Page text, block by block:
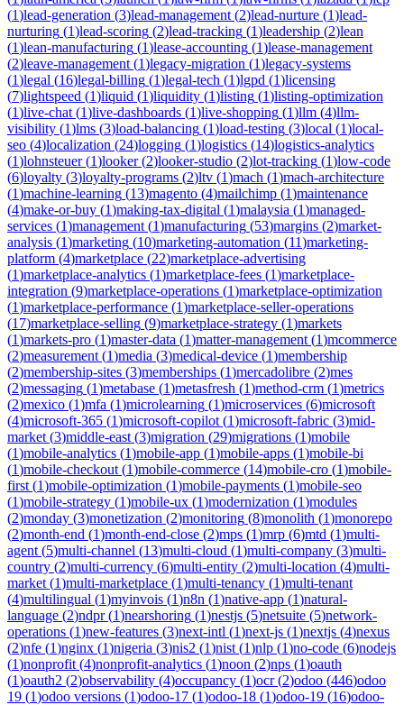
(1)lead-generation (3)lead-management (2)lead-nurture (1)lead-
nurturing (1)lead-scoring (2)lead-tracking (1)leadership (2)lean
(1)lean-manufacturing (1)lease-accounting (1)lease-management
(2)leave-management (1)legacy-migration (1)legacy-systems
(1)legal (16)legal-billing (1)legal-tech (1)lgpd (1)licensing
(7)lightspeed (1)liquid (1)liquidity (1)listing (1)listing-optimization
(1)live-chat (1)live-dashboards (1)live-shopping (1)llm (4)llm-
visibility (1)lms (3)load-balancing (1)load-testing (3)local (1)local-
seo (4)localization (24)logging (1)logistics (14)logistics-analytics
(1)lohnsteuer(1)looker(2)looker-studio (2)lot-tracking (1)low-code
(6)loyalty (3)loyalty-programs (2)ltv (1)mach (1)mach-architecture
(1)machine-learning (13)magento (4)mailchimp (1)maintenance
(4)make-or-buy (1)making-tax-digital (1)malaysia (1)managed-
services (1)management (1)manufacturing (53)margins (2)market-
analysis (1)marketing (10)marketing-automation (11)marketing-
platform (4)marketplace (22)marketplace-advertising
(1)marketplace-analytics (1)marketplace-fees (1)marketplace-
integration (9)marketplace-operations (1)marketplace-optimization
(1)marketplace-performance (1)marketplace-seller-operations
(17)marketplace-selling (9)marketplace-strategy (1)markets
(1)markets-pro (1)master-data (1)matter-management (1)mcommerce
(2)measurement (1)media (3)medical-device (1)membership
(2)membership-sites (3)memberships (1)mercadolibre (2)mes
(2)messaging (1)metabase (1)metasfresh (1)method-crm (1)metrics
(2)mexico (1)mfa (1)microlearning (1)microservices (6)microsoft
(4)microsoft-365 (1)microsoft-copilot (1)microsoft-fabric (3)mid-
market (3)middle-east (3)migration (29)migrations (1)mobile
(1)mobile-analytics (1)mobile-app (1)mobile-apps (1)mobile-bi
(1)mobile-checkout (1)mobile-commerce (14)mobile-cro (1)mobile-
first (1)mobile-optimization (1)mobile-payments (1)mobile-seo
(1)mobile-strategy (1)mobile-ux (1)modernization (1)modules
(2)monday (3)monetization (2)monitoring (8)monolith (1)monorepo
(2)month-end (1)month-end-close (2)mps (1)mrp (6)mtd (1)multi-
agent (5)multi-channel (13)multi-cloud (1)multi-company (3)multi-
country (2)multi-currency (6)multi-entity (2)multi-location (4)multi-
market (1)multi-marketplace (1)multi-tenancy (1)multi-tenant
(4)multilingual (1)myinvois (1)n8n (1)native-app (1)natural-
language (2)ndpr(1)nearshoring (1)nestjs (5)netsuite (5)network-
operations (1)new-features (3)next-intl (1)next-js (1)nextjs (4)nexus
(2)nfe (1)nginx (1)nigeria (3)nis2 (1)nist (1)nlp (1)no-code (6)nodejs
(1)nonprofit (4)nonprofit-analytics (1)noon (2)nps (1)oauth
(1)oauth2 (2)observability (4)occupancy (1)ocr(2)odoo (446)odoo
19 (1)odoo versions (1)odoo-17 (1)odoo-18 (1)odoo-19 (16)odoo-